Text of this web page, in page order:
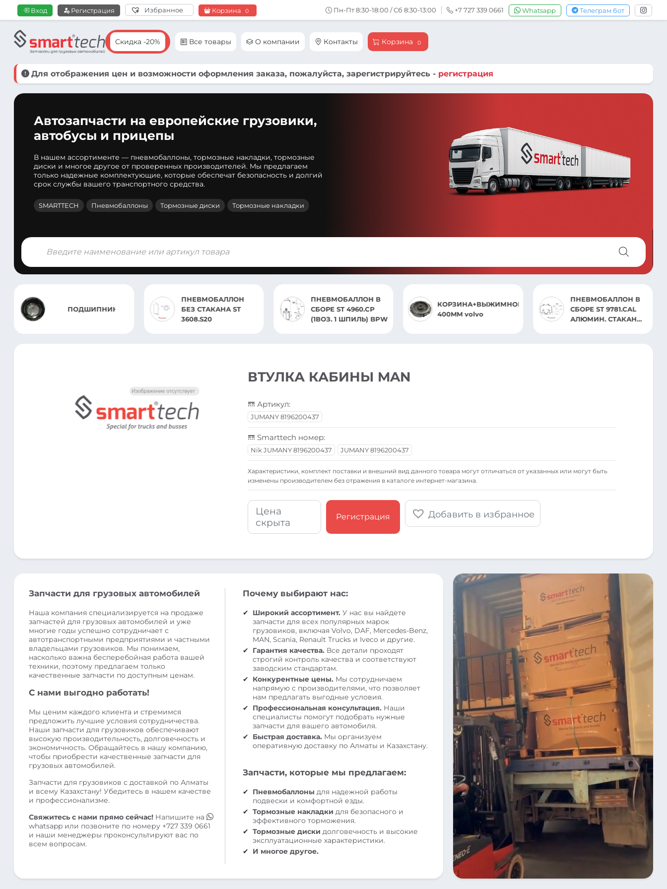
Вход Регистрация Избранное Корзина 0 Пн-Пт 8:30-18:00 / Сб 8:30-13:00 +7 727 339 0661 Whatsapp Телеграм бот
Скидка -20% Все товары О компании Контакты Корзина 0
Для отображения цен и возможности оформления заказа, пожалуйста, зарегистрируйтесь - регистрация
Автозапчасти на европейские грузовики,
автобусы и прицепы
В нашем ассортименте — пневмобаллоны, тормозные накладки, тормозные
диски и многое другое от проверенных производителей. Мы предлагаем
только надежные комплектующие, которые обеспечат безопасность и долгий
срок службы вашего транспортного средства.
SMARTTECH Пневмобаллоны Тормозные диски Тормозные накладки
Поиск
товаров
ПОДШИПНИК
ПНЕВМОБАЛЛОН
БЕЗ СТАКАНА ST
3608.S20
ПНЕВМОБАЛЛОН В
СБОРЕ ST 4960.CP
(1ВОЗ. 1 ШПИЛЬ) BPW
КОРЗИНА+ВЫЖИМНОЙ
400MM volvo
ПНЕВМОБАЛЛОН В
СБОРЕ ST 9781.CAL
АЛЮМИН. СТАКАН
ВТУЛКА КАБИНЫ MAN
Артикул:
JUMANY 8196200437
Smarttech номер:
Nik JUMANY 8196200437 JUMANY 8196200437
Xарактеристики, комплект поставки и внешний вид данного товара могут отличаться от указанных или могут быть
изменены производителем без отражения в каталоге интернет-магазина.
Цена
скрыта
Регистрация Добавить в избранное
Запчасти для грузовых автомобилей
Наша компания специализируется на продаже
запчастей для грузовых автомобилей и уже
многие годы успешно сотрудничает с
автотранспортными предприятиями и частными
владельцами грузовиков. Мы понимаем,
насколько важна бесперебойная работа вашей
техники, поэтому предлагаем только
качественные запчасти по доступным ценам.
С нами выгодно работать!
Мы ценим каждого клиента и стремимся
предложить лучшие условия сотрудничества.
Наши запчасти для грузовиков обеспечивают
высокую производительность, долговечность и
экономичность. Обращайтесь в нашу компанию,
чтобы приобрести качественные запчасти для
грузовых автомобилей.
Запчасти для грузовиков с доставкой по Алматы
и всему Казахстану! Убедитесь в нашем качестве
и профессионализме.
Свяжитесь с нами прямо сейчас! Напишите на
whatsapp или позвоните по номеру +727 339 0661
и наши менеджеры проконсультируют вас по
всем вопросам.
Почему выбирают нас:
Широкий ассортимент. У нас вы найдете
запчасти для всех популярных марок
грузовиков, включая Volvo, DAF, Mercedes-Benz,
MAN, Scania, Renault Trucks и Iveco и другие.
Гарантия качества. Все детали проходят
строгий контроль качества и соответствуют
заводским стандартам.
Конкурентные цены. Мы сотрудничаем
напрямую с производителями, что позволяет
нам предлагать выгодные условия.
Профессиональная консультация. Наши
специалисты помогут подобрать нужные
запчасти для вашего автомобиля.
Быстрая доставка. Мы организуем
оперативную доставку по Алматы и Казахстану.
Запчасти, которые мы предлагаем:
Пневмобаллоны для надежной работы
подвески и комфортной езды.
Тормозные накладки для безопасного и
эффективного торможения.
Тормозные диски долговечность и высокие
эксплуатационные характеристики.
И многое другое.